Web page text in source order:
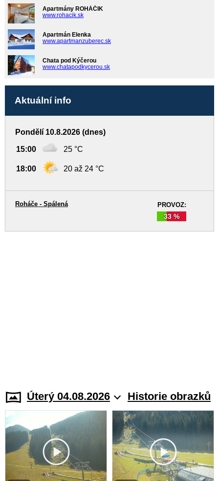
Apartmány ROHÁČIK
www.rohacik.sk
Apartmán Elenka
www.apartmanzuberec.sk
Chata pod Kýčerou
www.chatapodkycerou.sk
Aktuální info
Pondělí 10.8.2026 (dnes)
15:00 25 °C
18:00 20 až 24 °C
PROVOZ:
33 %
Roháče - Spálená
Úterý 04.08.2026 Historie obrazků